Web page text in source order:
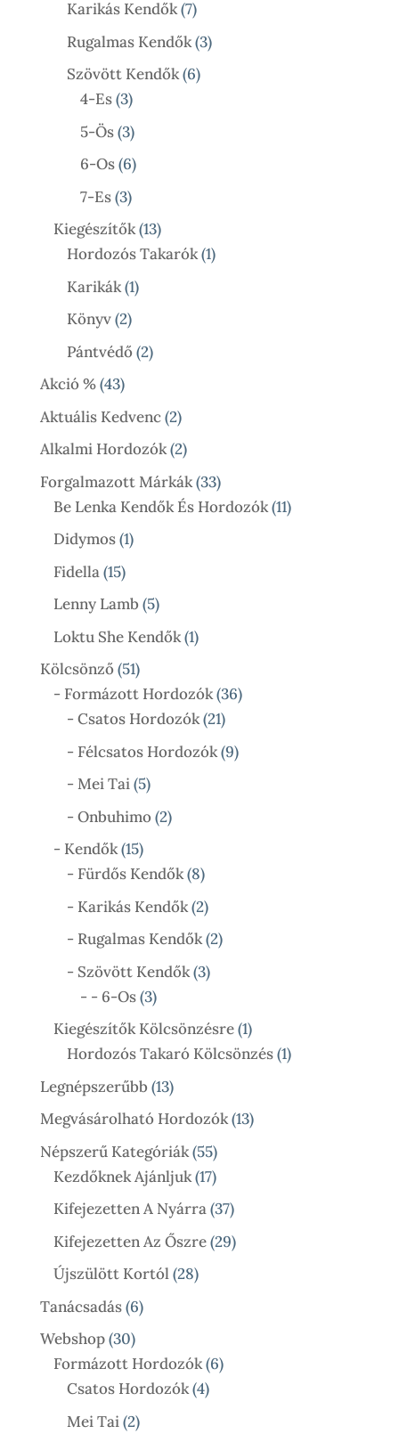
Karikás Kendők 77
Termék
Rugalmas Kendők 33
Szövött Kendők 66
4-Es 33
Termék
5-Ös 33
Termék
6-Os 66
7-Es 33
Termék
Kiegészítők 1313
Termék
Hordozós Takarók 11
Karikák 11
Könyv 22
Termék
Pántvédő 22
Akció % 4343
Termék
Aktuális Kedvenc 22
Termék
Alkalmi Hordozók 22
Termék
Forgalmazott Márkák 3333
Termék
Be Lenka Kendők És Hordozók 1111
Didymos 11
Fidella 1515
Termék
Lenny Lamb 55
Termék
Loktu She Kendők 11
Kölcsönző 5151
Termék
- Formázott Hordozók 3636
- Csatos Hordozók 2121
Termék
- Félcsatos Hordozók 99
- Mei Tai 55
Termék
- Onbuhimo 22
- Kendők 1515
Termék
- Fürdős Kendők 88
Termék
- Karikás Kendők 22
Termék
- Rugalmas Kendők 22
- Szövött Kendők 33
- - 6-Os 33
Termék
Kiegészítők Kölcsönzésre 11
Termék
Hordozós Takaró Kölcsönzés 11
Legnépszerűbb 1313
Termék
Megvásárolható Hordozók 1313
Népszerű Kategóriák 5555
Termék
Kezdőknek Ajánljuk 1717
Termék
Kifejezetten A Nyárra 3737
Termék
Kifejezetten Az Őszre 2929
Újszülött Kortól 2828
Tanácsadás 66
Webshop 3030
Termék
Formázott Hordozók 66
Csatos Hordozók 44
Mei Tai 22